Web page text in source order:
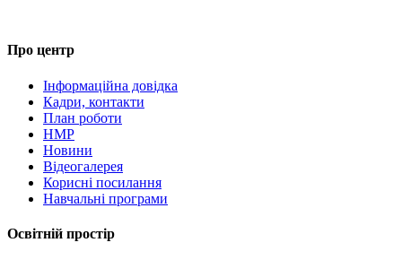
Про центр
Інформаційна довідка
Кадри, контакти
План роботи
НМР
Новини
Відеогалерея
Корисні посилання
Навчальні програми
Освітній простір